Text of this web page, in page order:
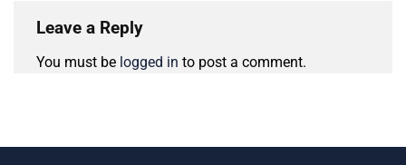
Leave a Reply
You must be logged in to post a comment.